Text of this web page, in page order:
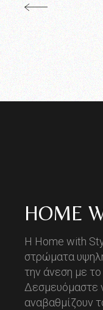
HOME
Η Home with
στρώματα
την άνεση με
Δεσμευόμαστε
αναβαθμίζουν